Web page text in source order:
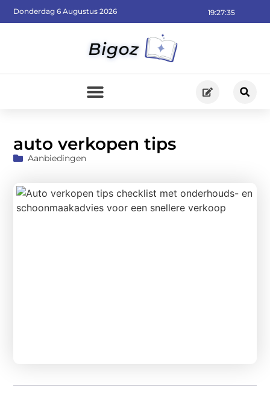
19:27:36
Donderdag 6 Augustus 2026
auto verkopen tips
Aanbiedingen